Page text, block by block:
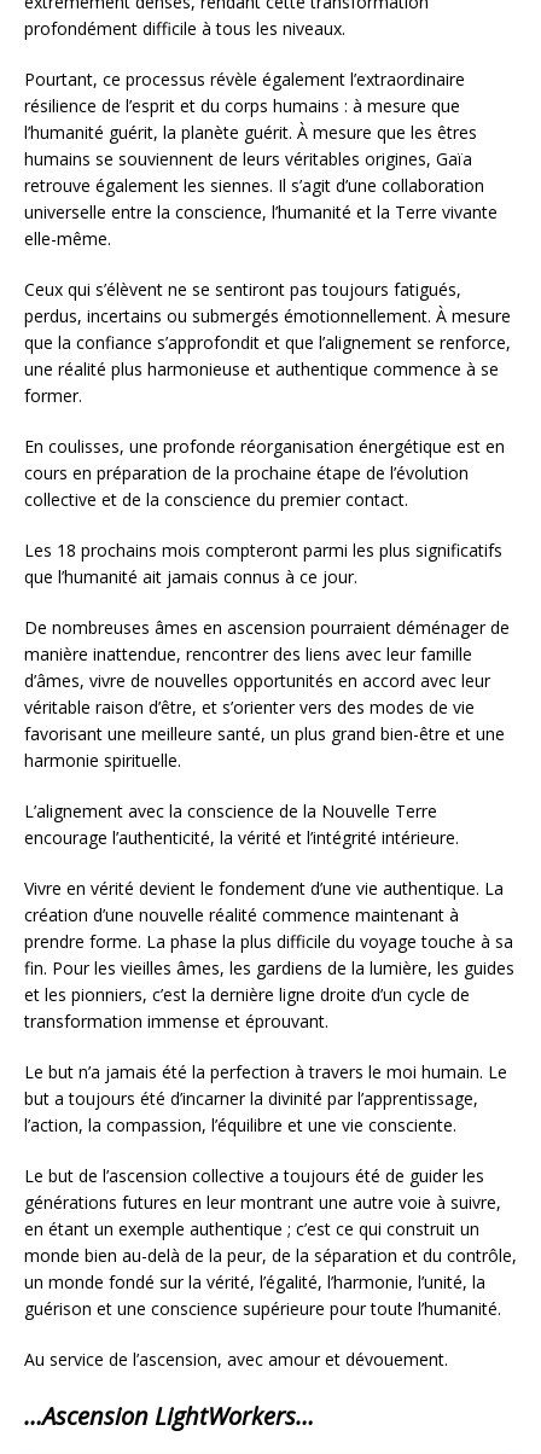
profondément difficile à tous les niveaux.
Pourtant, ce processus révèle également l’extraordinaire
résilience de l’esprit et du corps humains : à mesure que
l’humanité guérit, la planète guérit. À mesure que les êtres
humains se souviennent de leurs véritables origines, Gaïa
retrouve également les siennes. Il s’agit d’une collaboration
universelle entre la conscience, l’humanité et la Terre vivante
elle-même.
Ceux qui s’élèvent ne se sentiront pas toujours fatigués,
perdus, incertains ou submergés émotionnellement. À mesure
que la confiance s’approfondit et que l’alignement se renforce,
une réalité plus harmonieuse et authentique commence à se
former.
En coulisses, une profonde réorganisation énergétique est en
cours en préparation de la prochaine étape de l’évolution
collective et de la conscience du premier contact.
Les 18 prochains mois compteront parmi les plus significatifs
que l’humanité ait jamais connus à ce jour.
De nombreuses âmes en ascension pourraient déménager de
manière inattendue, rencontrer des liens avec leur famille
d’âmes, vivre de nouvelles opportunités en accord avec leur
véritable raison d’être, et s’orienter vers des modes de vie
favorisant une meilleure santé, un plus grand bien-être et une
harmonie spirituelle.
L’alignement avec la conscience de la Nouvelle Terre
encourage l’authenticité, la vérité et l’intégrité intérieure.
Vivre en vérité devient le fondement d’une vie authentique. La
création d’une nouvelle réalité commence maintenant à
prendre forme. La phase la plus difficile du voyage touche à sa
fin. Pour les vieilles âmes, les gardiens de la lumière, les guides
et les pionniers, c’est la dernière ligne droite d’un cycle de
transformation immense et éprouvant.
Le but n’a jamais été la perfection à travers le moi humain. Le
but a toujours été d’incarner la divinité par l’apprentissage,
l’action, la compassion, l’équilibre et une vie consciente.
Le but de l’ascension collective a toujours été de guider les
générations futures en leur montrant une autre voie à suivre,
en étant un exemple authentique ; c’est ce qui construit un
monde bien au-delà de la peur, de la séparation et du contrôle,
un monde fondé sur la vérité, l’égalité, l’harmonie, l’unité, la
guérison et une conscience supérieure pour toute l’humanité.
Au service de l’ascension, avec amour et dévouement.
…Ascension LightWorkers…